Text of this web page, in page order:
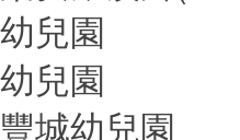
幼兒園
幼兒園
豐城幼兒園